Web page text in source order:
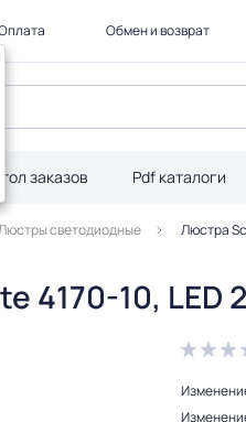
Обмен и возврат
Стол заказов Pdf каталоги
светодиодные Люстра
4170-10, LED